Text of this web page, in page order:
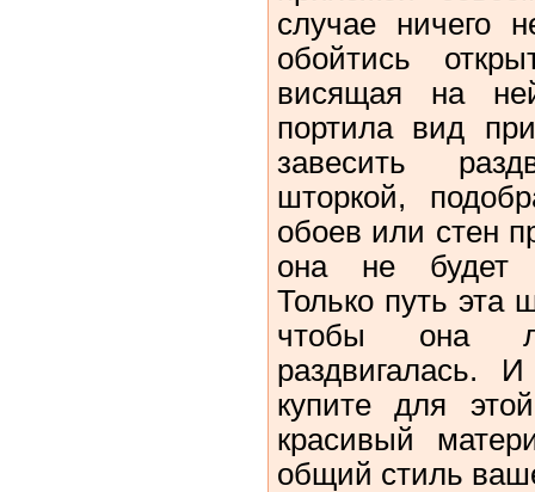
случае ничего
обойтись
висящая на
портила вид
завесить
шторкой,
обоев или стен
она не будет
Только путь эта
чтобы она
раздвигалась.
купите для
красивый
общий стиль